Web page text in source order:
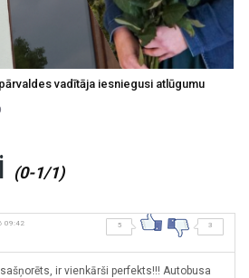
vadītāja iesniegusi atlūgumu
(0-1/1)
09:42 5 3
ir vienkārši perfekts!!! Autobusa